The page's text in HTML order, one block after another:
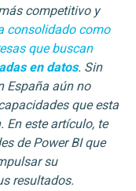
competitivo y
consolidado como
que buscan
en datos. Sin
España aún no
que esta
este artículo, te
de Power BI que
su
resultados.